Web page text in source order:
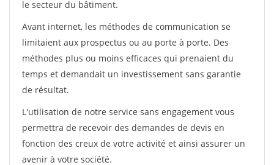
le secteur du bâtiment.
Avant internet, les méthodes de communication se
limitaient aux prospectus ou au porte à porte. Des
méthodes plus ou moins efficaces qui prenaient du
temps et demandait un investissement sans garantie
de résultat.
L'utilisation de notre service sans engagement vous
permettra de recevoir des demandes de devis en
fonction des creux de votre activité et ainsi assurer un
avenir à votre société.